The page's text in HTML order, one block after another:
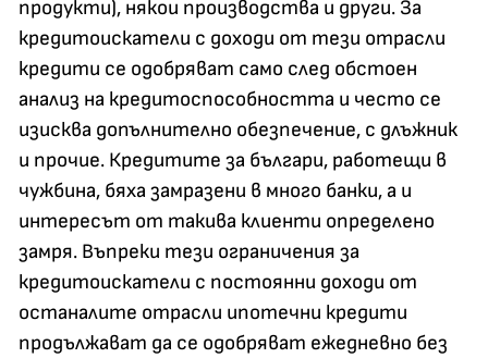
продукти), някои производства и други. За
кредитоискатели с доходи от тези отрасли
кредити се одобряват само след обстоен
анализ на кредитоспособността и често се
изисква допълнително обезпечение, с длъжник
и прочие. Кредитите за българи, работещи в
чужбина, бяха замразени в много банки, а и
интересът от такива клиенти определено
замря. Въпреки тези ограничения за
кредитоискатели с постоянни доходи от
останалите отрасли ипотечни кредити
продължават да се одобряват ежедневно без